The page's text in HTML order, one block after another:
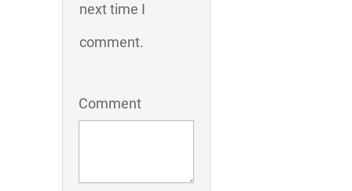
next time I
comment.
Comment